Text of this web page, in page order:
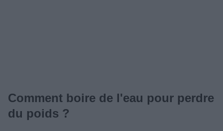
Comment boire de l'eau pour perdre
du poids ?